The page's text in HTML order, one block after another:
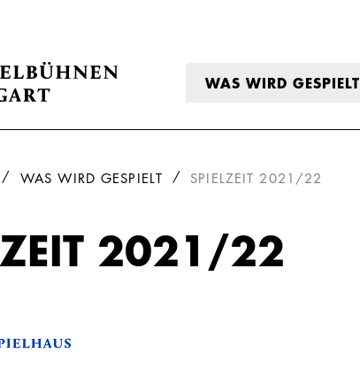
WAS WIRD GESPIELT
WAS WIRD GESPIELT SPIELZEIT 2021/22
2021/22